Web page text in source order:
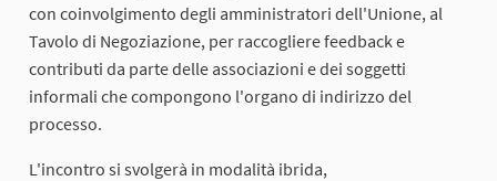
con coinvolgimento degli amministratori dell'Unione, al
Tavolo di Negoziazione, per raccogliere feedback e
contributi da parte delle associazioni e dei soggetti
informali che compongono l'organo di indirizzo del
processo.
L'incontro si svolgerà in modalità ibrida,